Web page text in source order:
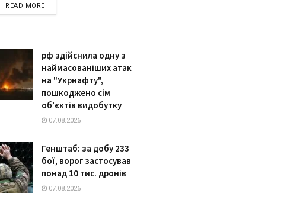
READ MOREDETAILS
рф здійснила одну з
наймасованіших атак
на "Укрнафту",
пошкоджено сім
об’єктів видобутку
07.08.2026
Генштаб: за добу 233
бої, ворог застосував
понад 10 тис. дронів
07.08.2026